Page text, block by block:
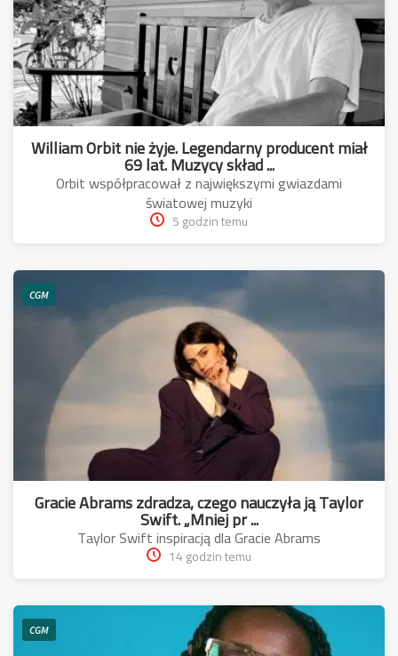
William Orbit nie żyje. Legendarny producent miał
69 lat. Muzycy skład ...
Orbit współpracował z największymi gwiazdami
światowej muzyki
5 godzin temu
CGM
Gracie Abrams zdradza, czego nauczyła ją Taylor
Swift. „Mniej pr ...
Taylor Swift inspiracją dla Gracie Abrams
14 godzin temu
CGM